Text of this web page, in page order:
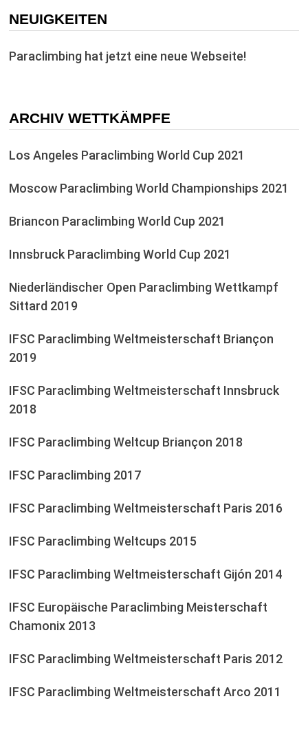
NEUIGKEITEN
Paraclimbing hat jetzt eine neue Webseite!
ARCHIV WETTKÄMPFE
Los Angeles Paraclimbing World Cup 2021
Moscow Paraclimbing World Championships 2021
Briancon Paraclimbing World Cup 2021
Innsbruck Paraclimbing World Cup 2021
Niederländischer Open Paraclimbing Wettkampf
Sittard 2019
IFSC Paraclimbing Weltmeisterschaft Briançon
2019
IFSC Paraclimbing Weltmeisterschaft Innsbruck
2018
IFSC Paraclimbing Weltcup Briançon 2018
IFSC Paraclimbing 2017
IFSC Paraclimbing Weltmeisterschaft Paris 2016
IFSC Paraclimbing Weltcups 2015
IFSC Paraclimbing Weltmeisterschaft Gijón 2014
IFSC Europäische Paraclimbing Meisterschaft
Chamonix 2013
IFSC Paraclimbing Weltmeisterschaft Paris 2012
IFSC Paraclimbing Weltmeisterschaft Arco 2011